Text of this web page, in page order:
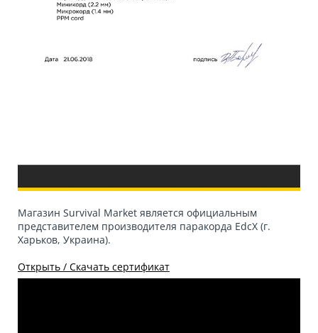
Магазин Survival Market является официальным
представителем производителя паракорда EdcX (г.
Харьков, Украина).
Открыть / Скачать сертификат